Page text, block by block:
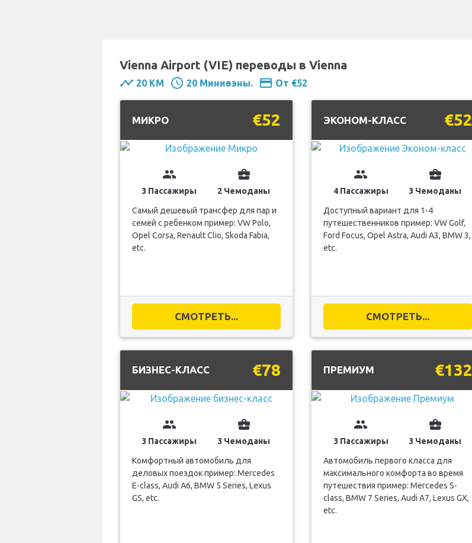
Vienna Airport (VIE) переводы в Vienna
timeline 20 KM schedule 20 Минивэны. payment От €52
MИКРО €52
group
3 Пассажиры
business_center
2 Чемоданы
Самый дешевый трансфер для пар и
семей с ребенком пример: VW Polo,
Opel Corsa, Renault Clio, Skoda Fabia,
etc.
СМОТРЕТЬ...
ЭКОНОМ-КЛАСС €52
group
4 Пассажиры
business_center
3 Чемоданы
Доступный вариант для 1-4
путешественников пример: VW Golf,
Ford Focus, Opel Astra, Audi A3, BMW 3,
etc.
СМОТРЕТЬ...
БИЗНЕС-КЛАСС €78
group
3 Пассажиры
business_center
3 Чемоданы
Комфортный автомобиль для
деловых поездок пример: Mercedes
E-class, Audi A6, BMW 5 Series, Lexus
GS, etc.
ПРЕМИУМ €132
group
3 Пассажиры
business_center
3 Чемоданы
Автомобиль первого класса для
максимального комфорта во время
путешествия пример: Mercedes S-
class, BMW 7 Series, Audi A7, Lexus GX,
etc.